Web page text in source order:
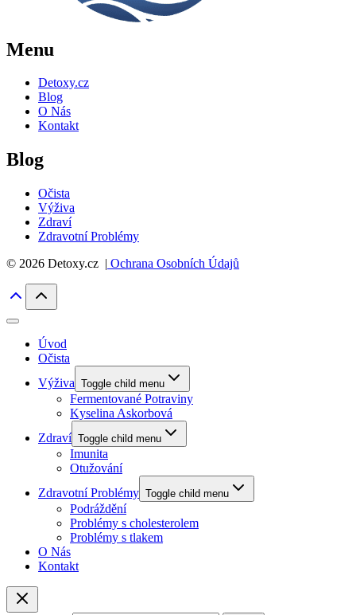
Menu
Detoxy.cz
Blog
O Nás
Kontakt
Blog
Očista
Výživa
Zdraví
Zdravotní Problémy
© 2026 Detoxy.cz | Ochrana Osobních Údajů
Úvod
Očista
Výživa Toggle child menu
Fermentované Potraviny
Kyselina Askorbová
Zdraví Toggle child menu
Imunita
Otužování
Zdravotní Problémy Toggle child menu
Podráždění
Problémy s cholesterolem
Problémy s tlakem
O Nás
Kontakt